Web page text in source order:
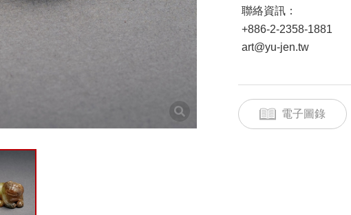
聯絡資訊：
+886-2-2358-1881
art@yu-jen.tw
電子圖錄